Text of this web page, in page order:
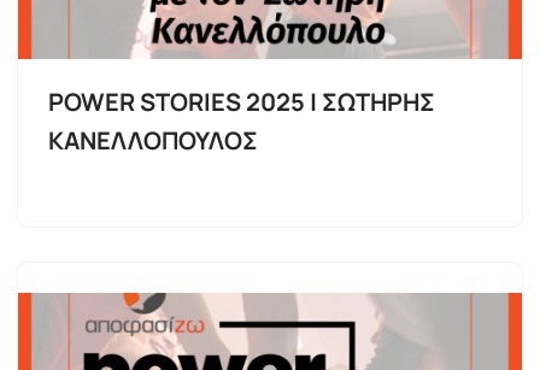
POWER STORIES 2025 | ΣΩΤΗΡΗΣ
ΚΑΝΕΛΛΟΠΟΥΛΟΣ